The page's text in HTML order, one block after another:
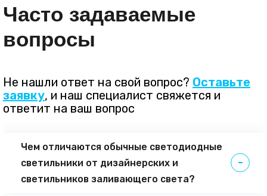
Часто задаваемые
вопросы
Не нашли ответ на свой вопрос? Оставьте
заявку, и наш специалист свяжется и
ответит на ваш вопрос
Чем отличаются обычные светодиодные
светильники от дизайнерских и
светильников заливающего света?